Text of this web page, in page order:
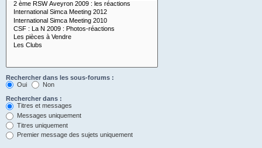
Rechercher dans les sous-forums :
Oui
Non
Rechercher dans :
Titres et messages
Messages uniquement
Titres uniquement
Premier message des sujets uniquement